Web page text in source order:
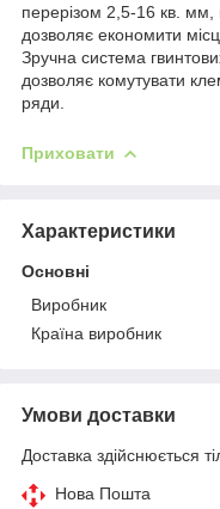
перерізом 2,5-16 кв.
дозволяє економити
Зручна система
дозволяє комутувати
ряди.
Приховати
Характеристики
Основні
Виробник
Країна виробник
Умови доставки
Доставка здійснюється
Нова Пошта